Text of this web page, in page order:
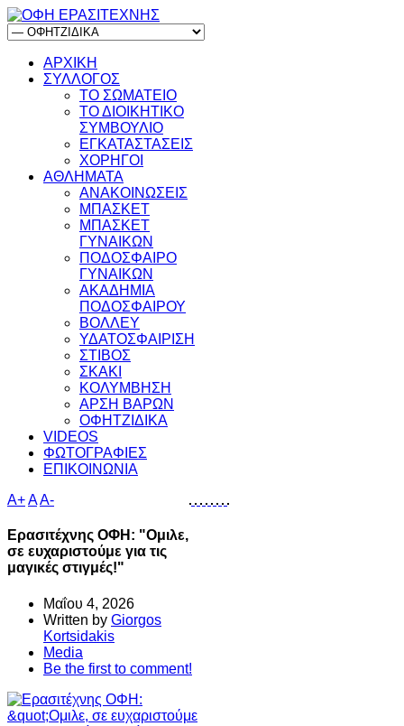
ΑΡΧΙΚΗ
ΣΥΛΛΟΓΟΣ
ΤΟ ΣΩΜΑΤΕΙΟ
ΤΟ ΔΙΟΙΚΗΤΙΚΟ
ΣΥΜΒΟΥΛΙΟ
ΕΓΚΑΤΑΣΤΑΣΕΙΣ
ΧΟΡΗΓΟΙ
ΑΘΛΗΜΑΤΑ
ΑΝΑΚΟΙΝΩΣΕΙΣ
ΜΠΑΣΚΕΤ
ΜΠΑΣΚΕΤ
ΓΥΝΑΙΚΩΝ
ΠΟΔΟΣΦΑΙΡΟ
ΓΥΝΑΙΚΩΝ
ΑΚΑΔΗΜΙΑ
ΠΟΔΟΣΦΑΙΡΟΥ
ΒΟΛΛΕΥ
ΥΔΑΤΟΣΦΑΙΡΙΣΗ
ΣΤΙΒΟΣ
ΣΚΑΚΙ
ΚΟΛΥΜΒΗΣΗ
ΑΡΣΗ ΒΑΡΩΝ
ΟΦΗΤΖΙΔΙΚΑ
VIDEOS
ΦΩΤΟΓΡΑΦΙΕΣ
ΕΠΙΚΟΙΝΩΝΙΑ
A+AA-
Ερασιτέχνης ΟΦΗ: "Ομιλε,
σε ευχαριστούμε για τις
μαγικές στιγμές!"
Μαΐου 4, 2026
Written by Giorgos
Kortsidakis
Media
Be the first to comment!